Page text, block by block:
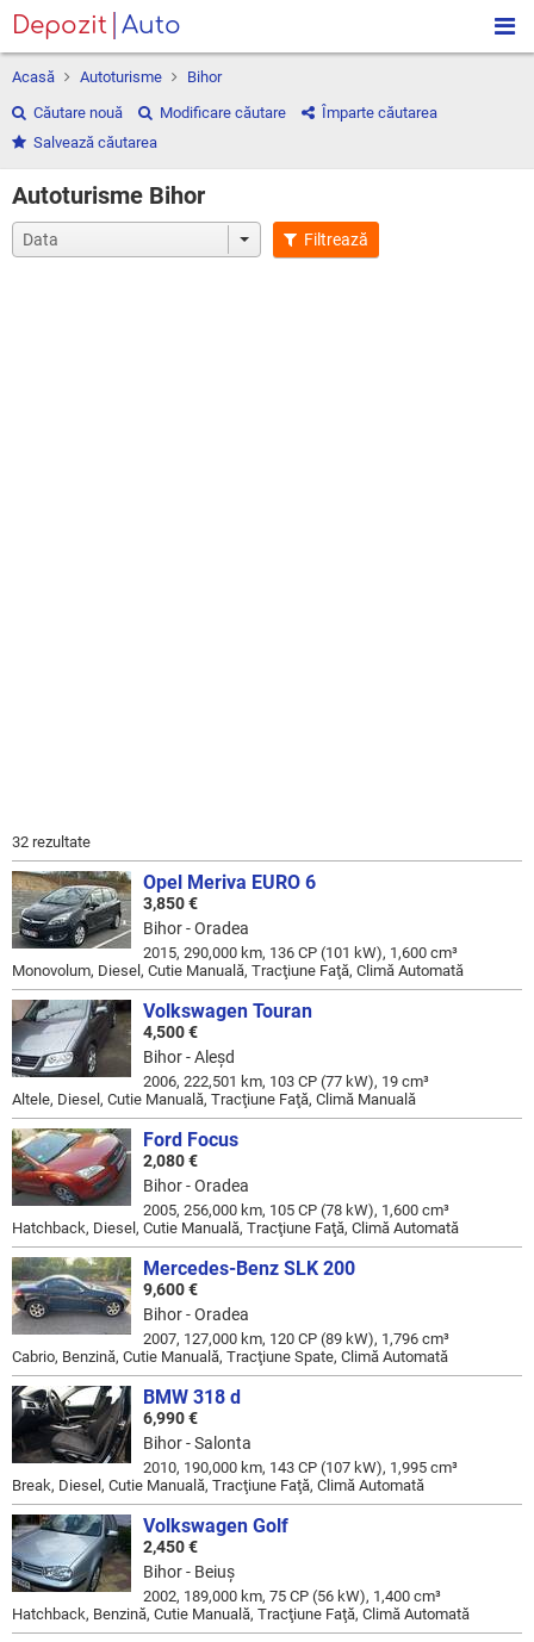
Depozit Auto
Acasă Autoturisme
Bihor
Căutare nouă
Modificare căutare
Împarte căutarea
Salvează căutarea
Autoturisme Bihor
Filtrează
32 rezultate
Opel Meriva EURO 6
3,850 €
Bihor - Oradea
2015, 290,000 km, 136 CP (101 kW), 1,600 cm³
Monovolum, Diesel, Cutie Manuală, Tracţiune Faţă, Climă Automată
Volkswagen Touran
4,500 €
Bihor - Aleşd
2006, 222,501 km, 103 CP (77 kW), 19 cm³
Altele, Diesel, Cutie Manuală, Tracţiune Faţă, Climă Manuală
Ford Focus
2,080 €
Bihor - Oradea
2005, 256,000 km, 105 CP (78 kW), 1,600 cm³
Hatchback, Diesel, Cutie Manuală, Tracţiune Faţă, Climă Automată
Mercedes-Benz SLK 200
9,600 €
Bihor - Oradea
2007, 127,000 km, 120 CP (89 kW), 1,796 cm³
Cabrio, Benzină, Cutie Manuală, Tracţiune Spate, Climă Automată
BMW 318 d
6,990 €
Bihor - Salonta
2010, 190,000 km, 143 CP (107 kW), 1,995 cm³
Break, Diesel, Cutie Manuală, Tracţiune Faţă, Climă Automată
Volkswagen Golf
2,450 €
Bihor - Beiuş
2002, 189,000 km, 75 CP (56 kW), 1,400 cm³
Hatchback, Benzină, Cutie Manuală, Tracţiune Faţă, Climă Automată